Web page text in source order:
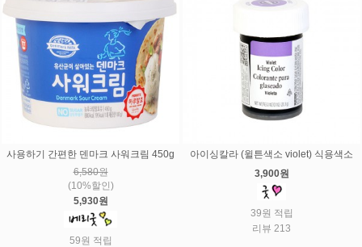
사용하기 간편한 덴마크 사워크림 450g
6,580원
(10%할인)
5,930원
59원 적립
아이싱칼라 (윌튼색소 violet) 식용색소
3,900원
39원 적립
리뷰 213